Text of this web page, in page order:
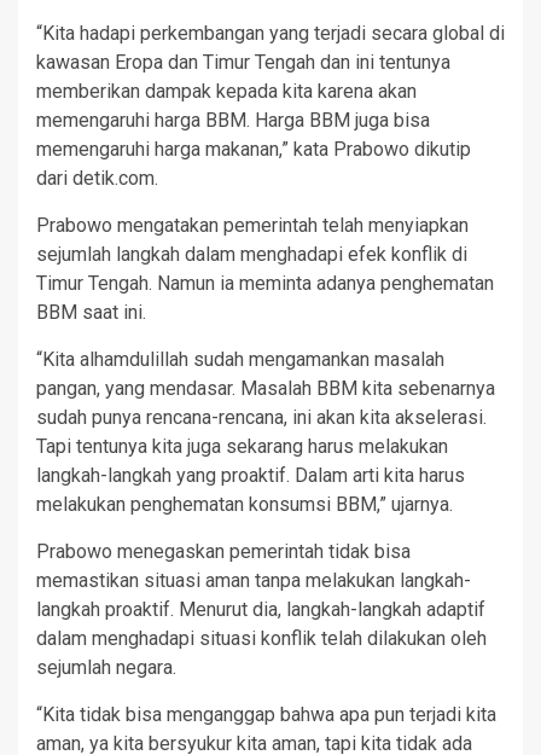
“Kita hadapi perkembangan yang terjadi secara global di
kawasan Eropa dan Timur Tengah dan ini tentunya
memberikan dampak kepada kita karena akan
memengaruhi harga BBM. Harga BBM juga bisa
memengaruhi harga makanan,” kata Prabowo dikutip
dari detik.com.
Prabowo mengatakan pemerintah telah menyiapkan
sejumlah langkah dalam menghadapi efek konflik di
Timur Tengah. Namun ia meminta adanya penghematan
BBM saat ini.
“Kita alhamdulillah sudah mengamankan masalah
pangan, yang mendasar. Masalah BBM kita sebenarnya
sudah punya rencana-rencana, ini akan kita akselerasi.
Tapi tentunya kita juga sekarang harus melakukan
langkah-langkah yang proaktif. Dalam arti kita harus
melakukan penghematan konsumsi BBM,” ujarnya.
Prabowo menegaskan pemerintah tidak bisa
memastikan situasi aman tanpa melakukan langkah-
langkah proaktif. Menurut dia, langkah-langkah adaptif
dalam menghadapi situasi konflik telah dilakukan oleh
sejumlah negara.
“Kita tidak bisa menganggap bahwa apa pun terjadi kita
aman, ya kita bersyukur kita aman, tapi kita tidak ada